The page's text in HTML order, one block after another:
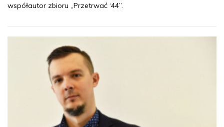
współautor zbioru „Przetrwać ‘44”.